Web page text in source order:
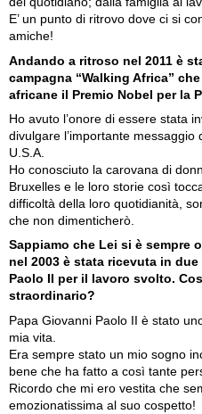
E’ un punto di ritrovo dove ci si
amiche!
Andando a ritroso nel 2011 è
campagna “Walking Africa”
africane il Premio Nobel per la
Ho avuto l’onore di essere stata
divulgare l’importante messaggio
U.S.A.
Ho conosciuto la carovana di
Bruxelles e le loro storie così
difficoltà della loro quotidianità,
che non dimenticherò.
Sappiamo che Lei si è sempre
nel 2003 è stata ricevuta in
Paolo II per il lavoro svolto.
straordinario?
Papa Giovanni Paolo II è stato
mia vita.
Era sempre stato un mio sogno
bene che ha fatto a così tante
Ricordo che mi ero vestita che
emozionatissima al suo cospetto!